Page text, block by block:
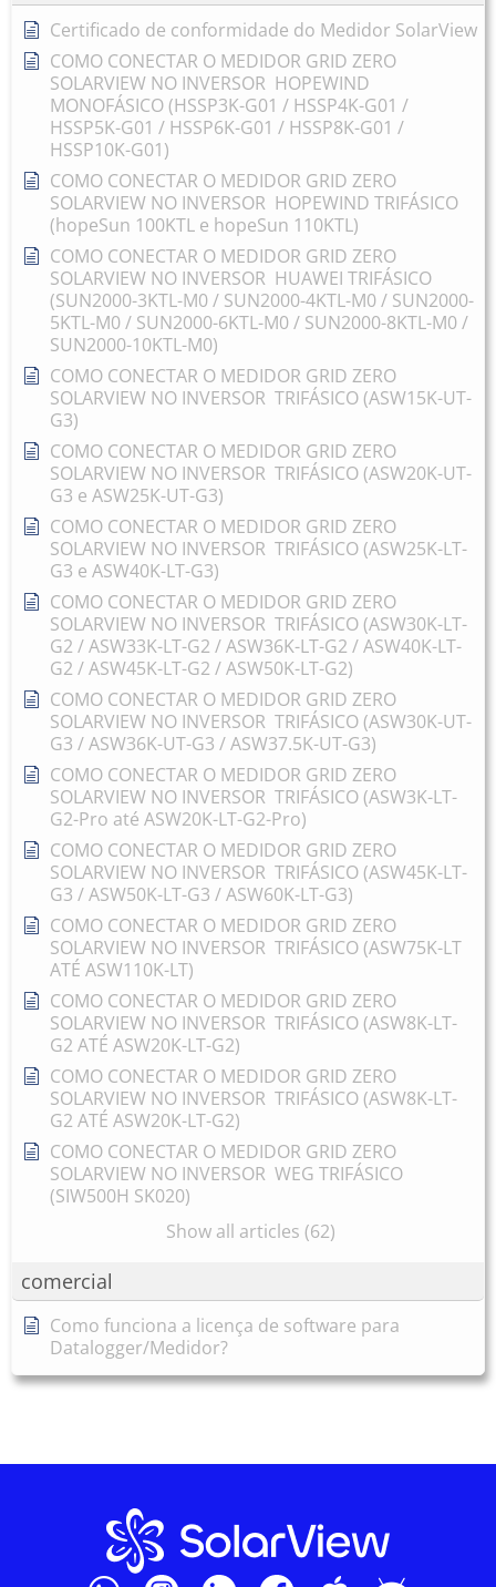
Certificado de conformidade do Medidor SolarView
COMO CONECTAR O MEDIDOR GRID ZERO
SOLARVIEW NO INVERSOR HOPEWIND
MONOFÁSICO (HSSP3K-G01 / HSSP4K-G01 /
HSSP5K-G01 / HSSP6K-G01 / HSSP8K-G01 /
HSSP10K-G01)
COMO CONECTAR O MEDIDOR GRID ZERO
SOLARVIEW NO INVERSOR HOPEWIND TRIFÁSICO
(hopeSun 100KTL e hopeSun 110KTL)
COMO CONECTAR O MEDIDOR GRID ZERO
SOLARVIEW NO INVERSOR HUAWEI TRIFÁSICO
(SUN2000-3KTL-M0 / SUN2000-4KTL-M0 / SUN2000-
5KTL-M0 / SUN2000-6KTL-M0 / SUN2000-8KTL-M0 /
SUN2000-10KTL-M0)
COMO CONECTAR O MEDIDOR GRID ZERO
SOLARVIEW NO INVERSOR TRIFÁSICO (ASW15K-UT-
G3)
COMO CONECTAR O MEDIDOR GRID ZERO
SOLARVIEW NO INVERSOR TRIFÁSICO (ASW20K-UT-
G3 e ASW25K-UT-G3)
COMO CONECTAR O MEDIDOR GRID ZERO
SOLARVIEW NO INVERSOR TRIFÁSICO (ASW25K-LT-
G3 e ASW40K-LT-G3)
COMO CONECTAR O MEDIDOR GRID ZERO
SOLARVIEW NO INVERSOR TRIFÁSICO (ASW30K-LT-
G2 / ASW33K-LT-G2 / ASW36K-LT-G2 / ASW40K-LT-
G2 / ASW45K-LT-G2 / ASW50K-LT-G2)
COMO CONECTAR O MEDIDOR GRID ZERO
SOLARVIEW NO INVERSOR TRIFÁSICO (ASW30K-UT-
G3 / ASW36K-UT-G3 / ASW37.5K-UT-G3)
COMO CONECTAR O MEDIDOR GRID ZERO
SOLARVIEW NO INVERSOR TRIFÁSICO (ASW3K-LT-
G2-Pro até ASW20K-LT-G2-Pro)
COMO CONECTAR O MEDIDOR GRID ZERO
SOLARVIEW NO INVERSOR TRIFÁSICO (ASW45K-LT-
G3 / ASW50K-LT-G3 / ASW60K-LT-G3)
COMO CONECTAR O MEDIDOR GRID ZERO
SOLARVIEW NO INVERSOR TRIFÁSICO (ASW75K-LT
ATÉ ASW110K-LT)
COMO CONECTAR O MEDIDOR GRID ZERO
SOLARVIEW NO INVERSOR TRIFÁSICO (ASW8K-LT-
G2 ATÉ ASW20K-LT-G2)
COMO CONECTAR O MEDIDOR GRID ZERO
SOLARVIEW NO INVERSOR TRIFÁSICO (ASW8K-LT-
G2 ATÉ ASW20K-LT-G2)
COMO CONECTAR O MEDIDOR GRID ZERO
SOLARVIEW NO INVERSOR WEG TRIFÁSICO
(SIW500H SK020)
Show all articles (62)
comercial
Como funciona a licença de software para
Datalogger/Medidor?